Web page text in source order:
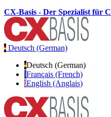
CX-Basis - Der Spezialist für
Deutsch (German)
Deutsch (German)
Français (French)
English (Anglais)